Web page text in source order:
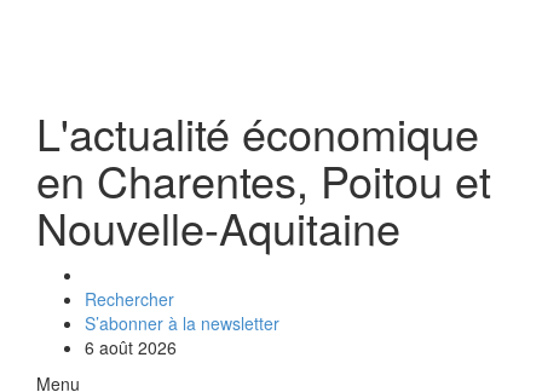
L'actualité économique
en Charentes, Poitou et
Nouvelle-Aquitaine
Rechercher
S’abonner à la newsletter
6 août 2026
Menu